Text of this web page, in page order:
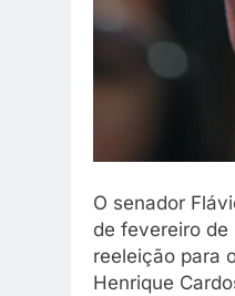
O senador
de fevereiro de
reeleição para
Henrique